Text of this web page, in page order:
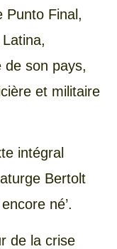
Punto Final,
de son pays,
et militaire
intégral
Bertolt
né’.
de la crise